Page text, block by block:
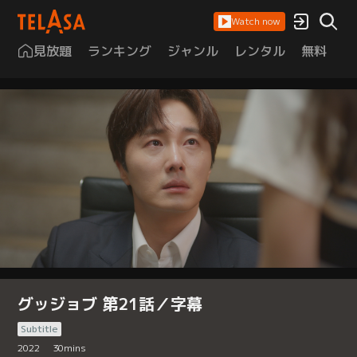
Watch now
見放題 ランキング ジャンル レンタル 無料
グッジョブ 第21話／字幕
Subtitle
2022
30mins